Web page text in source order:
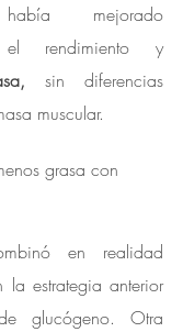
mejorado
significativamente el rendimiento y
sin diferencias
muscular.
grasa con
en realidad
la estrategia anterior
glucógeno. Otra